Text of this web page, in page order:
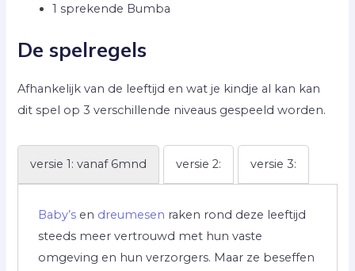
1 sprekende Bumba
De spelregels
Afhankelijk van de leeftijd en wat je kindje al kan kan
dit spel op 3 verschillende niveaus gespeeld worden.
versie 1: vanaf 6mnd versie 2: versie 3:
Baby’s en dreumesen raken rond deze leeftijd
steeds meer vertrouwd met hun vaste
omgeving en hun verzorgers. Maar ze beseffen